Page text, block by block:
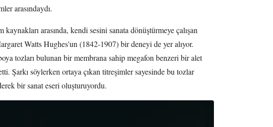
arasındaydı.
arasında, kendi sesini sanata dönüştürmeye çalışan
Watts Hughes'un (1842-1907) bir deneyi de yer alıyor.
tozları bulunan bir membrana sahip megafon benzeri bir alet
Şarkı söylerken ortaya çıkan titreşimler sayesinde bu tozlar
bir sanat eseri oluşturuyordu.